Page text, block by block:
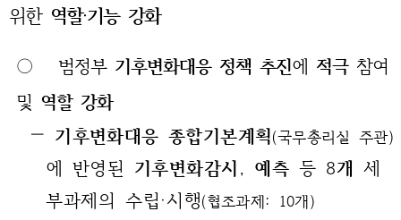
위한 역할‧기능 강화
○ 범정부 기후변화대응 정책 추진에 적극참여
및 역할 강화
— 기후변화대응 종합기본계획(국무총리실 주관)
에 반영된 기후변화감시, 예측 등 8개세
부과제의 수립‧시행(협조과제: 10개)